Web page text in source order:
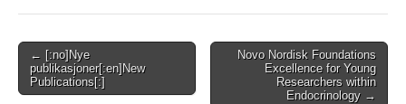
Post
navigation
← [:no]Nye
publikasjoner[:en]New
Publications[:]
Novo Nordisk Foundations
Excellence for Young
Researchers within
Endocrinology →